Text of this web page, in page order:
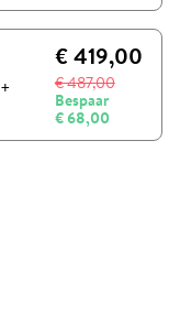
+
€ 419,00
€ 487,00
Bespaar
€ 68,00